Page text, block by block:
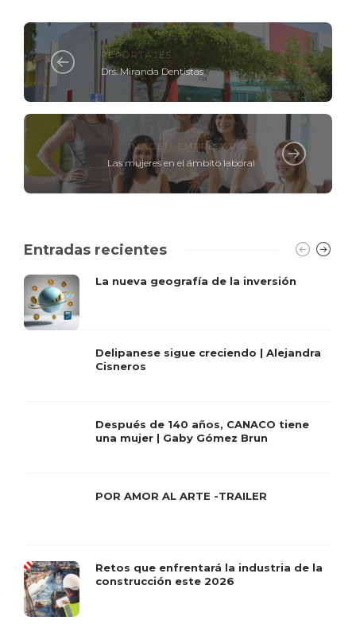
REPORTAJES
Drs. Miranda Dentistas
IMAGEN EMPRESARIAL
Las mujeres en el ámbito laboral
Entradas recientes
La nueva geografía de la inversión
Delipanese sigue creciendo | Alejandra
Cisneros
Después de 140 años, CANACO tiene
una mujer | Gaby Gómez Brun
POR AMOR AL ARTE -TRAILER
Retos que enfrentará la industria de la
construcción este 2026